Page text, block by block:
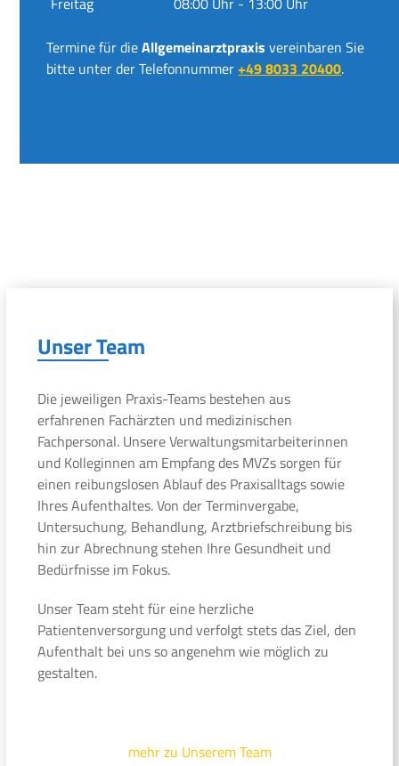
Termine für dieAllgemeinarztpraxis vereinbaren Sie
bitte unter der Telefonnummer+49 8033 20400.
Unser Team
Die jeweiligen Praxis-Teams bestehen aus
erfahrenen Fachärzten und medizinischen
Fachpersonal. Unsere Verwaltungsmitarbeiterinnen
und Kolleginnen am Empfang des MVZs sorgen für
einen reibungslosen Ablauf des Praxisalltags sowie
Ihres Aufenthaltes. Von der Terminvergabe,
Untersuchung, Behandlung, Arztbriefschreibung bis
hin zur Abrechnung stehen Ihre Gesundheit und
Bedürfnisse im Fokus.
Unser Team steht für eine herzliche
Patientenversorgung und verfolgt stets das Ziel, den
Aufenthalt bei uns so angenehm wie möglich zu
gestalten.
mehr zu Unserem Team